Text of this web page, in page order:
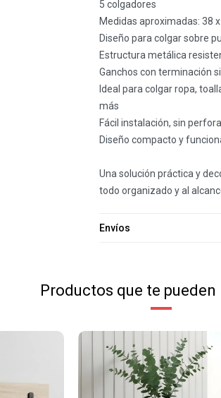
5 colgadores
Medidas aproximadas: 38
Diseño para colgar sobre
Estructura metálica
Ganchos con terminación
Ideal para colgar ropa,
más
Fácil instalación, sin
Diseño compacto y
Una solución práctica y
todo organizado y al
Envíos
Productos que te